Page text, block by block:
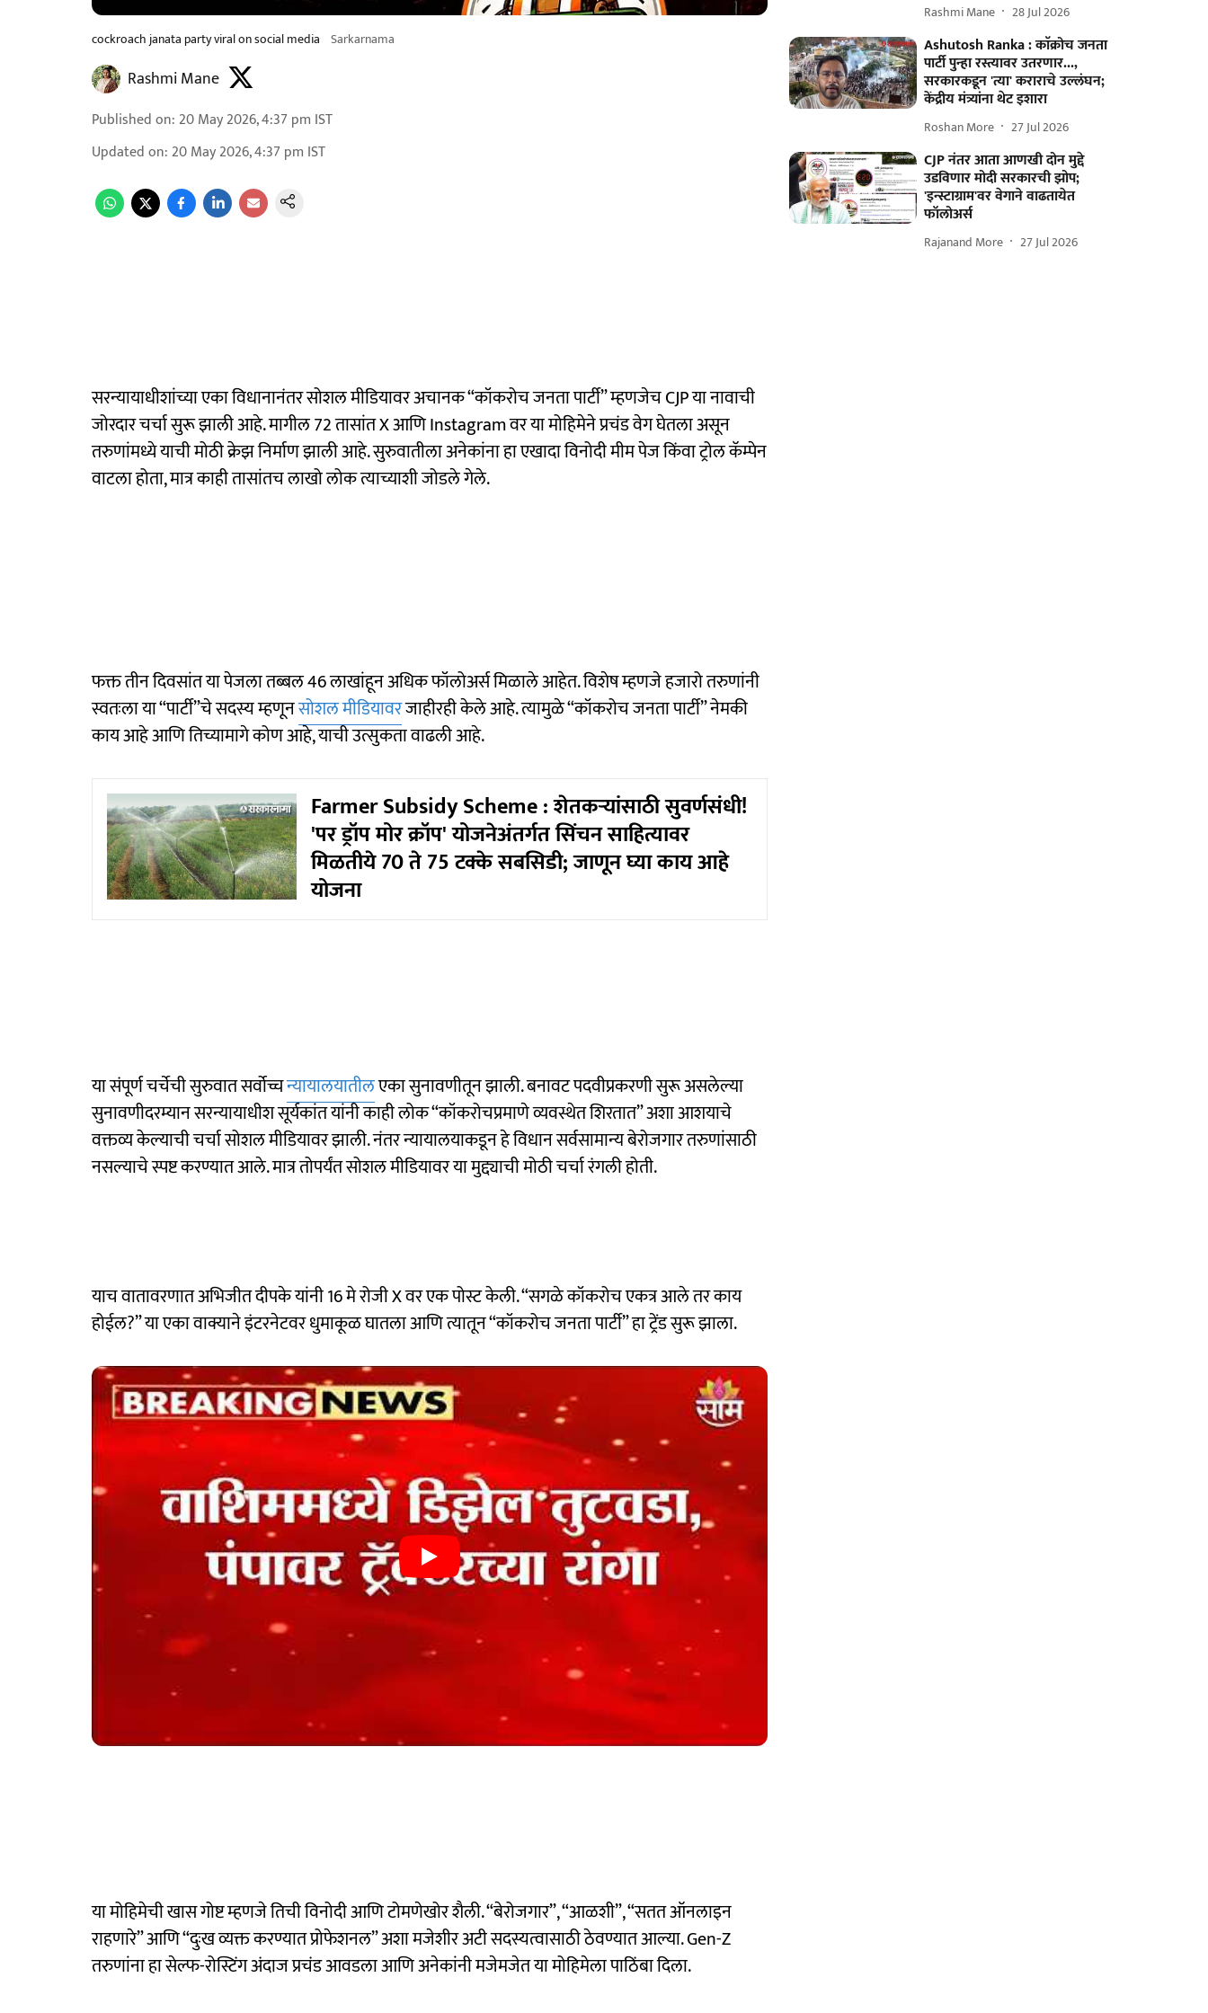
cockroach janata party viral on social media Sarkarnama
Rashmi Mane
Published on: 20 May 2026, 4:37 pm IST
Updated on: 20 May 2026, 4:37 pm IST
सरन्यायाधीशांच्या एका विधानानंतर सोशल मीडियावर अचानक “कॉकरोच जनता पार्टी” म्हणजेच CJP या नावाची
जोरदार चर्चा सुरू झाली आहे. मागील 72 तासांत X आणि Instagram वर या मोहिमेने प्रचंड वेग घेतला असून
तरुणांमध्ये याची मोठी क्रेझ निर्माण झाली आहे. सुरुवातीला अनेकांना हा एखादा विनोदी मीम पेज किंवा ट्रोल कॅम्पेन
वाटला होता, मात्र काही तासांतच लाखो लोक त्याच्याशी जोडले गेले.
फक्त तीन दिवसांत या पेजला तब्बल 46 लाखांहून अधिक फॉलोअर्स मिळाले आहेत. विशेष म्हणजे हजारो तरुणांनी
स्वतःला या “पार्टी”चे सदस्य म्हणूनसोशल मीडियावरजाहीरही केले आहे. त्यामुळे “कॉकरोच जनता पार्टी” नेमकी
काय आहे आणि तिच्यामागे कोण आहे, याची उत्सुकता वाढली आहे.
Farmer Subsidy Scheme : शेतकऱ्यांसाठी सुवर्णसंधी!
'पर ड्रॉप मोर क्रॉप' योजनेअंतर्गत सिंचन साहित्यावर
मिळतीये 70 ते 75 टक्के सबसिडी; जाणून घ्या काय आहे
योजना
या संपूर्ण चर्चेची सुरुवात सर्वोच्चन्यायालयातीलएका सुनावणीतून झाली. बनावट पदवीप्रकरणी सुरू असलेल्या
सुनावणीदरम्यान सरन्यायाधीश सूर्यकांत यांनी काही लोक “कॉकरोचप्रमाणे व्यवस्थेत शिरतात” अशा आशयाचे
वक्तव्य केल्याची चर्चा सोशल मीडियावर झाली. नंतर न्यायालयाकडून हे विधान सर्वसामान्य बेरोजगार तरुणांसाठी
नसल्याचे स्पष्ट करण्यात आले. मात्र तोपर्यंत सोशल मीडियावर या मुद्द्याची मोठी चर्चा रंगली होती.
याच वातावरणात अभिजीत दीपके यांनी 16 मे रोजी X वर एक पोस्ट केली. “सगळे कॉकरोच एकत्र आले तर काय
होईल?” या एका वाक्याने इंटरनेटवर धुमाकूळ घातला आणि त्यातून “कॉकरोच जनता पार्टी” हा ट्रेंड सुरू झाला.
या मोहिमेची खास गोष्ट म्हणजे तिची विनोदी आणि टोमणेखोर शैली. “बेरोजगार”, “आळशी”, “सतत ऑनलाइन
राहणारे” आणि “दुःख व्यक्त करण्यात प्रोफेशनल” अशा मजेशीर अटी सदस्यत्वासाठी ठेवण्यात आल्या. Gen-Z
तरुणांना हा सेल्फ-रोस्टिंग अंदाज प्रचंड आवडला आणि अनेकांनी मजेमजेत या मोहिमेला पाठिंबा दिला.
Rashmi Mane 28 Jul 2026
Ashutosh Ranka : काॅक्रोच जनता
पार्टी पुन्हा रस्त्यावर उतरणार...,
सरकारकडून 'त्या' कराराचे उल्लंघन;
केंद्रीय मंत्र्यांना थेट इशारा
Roshan More 27 Jul 2026
CJP नंतर आता आणखी दोन मुद्दे
उडविणार मोदी सरकारची झोप;
'इन्स्टाग्राम'वर वेगाने वाढतायेत
फॉलोअर्स
Rajanand More 27 Jul 2026